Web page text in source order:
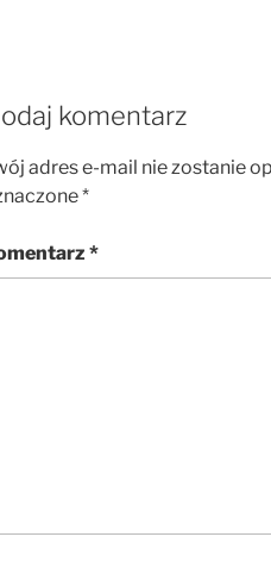
komentarz
adres e-mail nie zostanie
*
*